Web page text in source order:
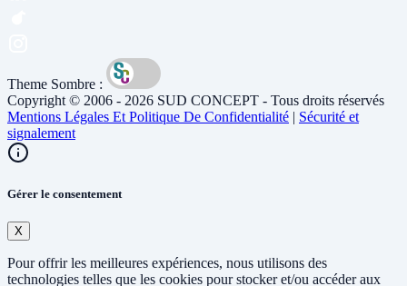
Theme Sombre :
Copyright © 2006 - 2026 SUD CONCEPT - Tous droits réservés
Mentions Légales Et Politique De Confidentialité | Sécurité et
signalement
Gérer le consentement
X
Pour offrir les meilleures expériences, nous utilisons des
technologies telles que les cookies pour stocker et/ou accéder aux